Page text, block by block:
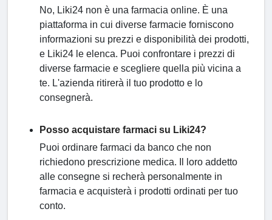
No, Liki24 non è una farmacia online. È una
piattaforma in cui diverse farmacie forniscono
informazioni su prezzi e disponibilità dei prodotti,
e Liki24 le elenca. Puoi confrontare i prezzi di
diverse farmacie e scegliere quella più vicina a
te. L'azienda ritirerà il tuo prodotto e lo
consegnerà.
Posso acquistare farmaci su Liki24?
Puoi ordinare farmaci da banco che non
richiedono prescrizione medica. Il loro addetto
alle consegne si recherà personalmente in
farmacia e acquisterà i prodotti ordinati per tuo
conto.